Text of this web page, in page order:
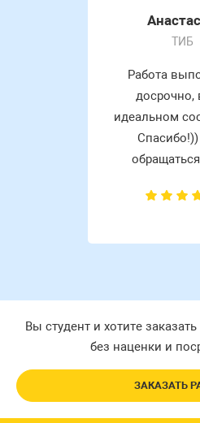
ТИБ
Работа
досрочно,
идеальном
Спасибо!))
Вы студент и хотите
без наценки и
ЗАКАЗАТЬ